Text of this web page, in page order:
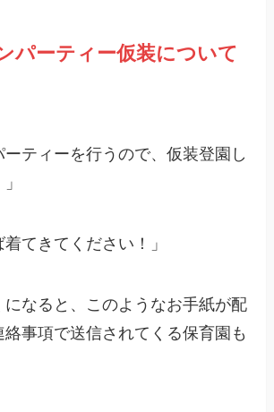
パーティー仮装について
ーティーを行うので、仮装登園し
着てきてください！」
になると、このようなお手紙が配
事項で送信されてくる保育園も